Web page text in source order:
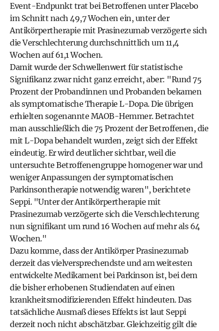
Event-Endpunkt trat bei Betroffenen unter Placebo
im Schnitt nach 49,7 Wochen ein, unter der
Antikörpertherapie mit Prasinezumab verzögerte sich
die Verschlechterung durchschnittlich um 11,4
Wochen auf 61,1 Wochen.
Damit wurde der Schwellenwert für statistische
Signifikanz zwar nicht ganz erreicht, aber: "Rund 75
Prozent der Probandinnen und Probanden bekamen
als symptomatische Therapie L-Dopa. Die übrigen
erhielten sogenannte MAOB-Hemmer. Betrachtet
man ausschließlich die 75 Prozent der Betroffenen, die
mit L-Dopa behandelt wurden, zeigt sich der Effekt
eindeutig. Er wird deutlicher sichtbar, weil die
untersuchte Betroffenengruppe homogener war und
weniger Anpassungen der symptomatischen
Parkinsontherapie notwendig waren", berichtete
Seppi. "Unter der Antikörpertherapie mit
Prasinezumab verzögerte sich die Verschlechterung
nun signifikant um rund 16 Wochen auf mehr als 64
Wochen."
Dazu komme, dass der Antikörper Prasinezumab
derzeit das vielversprechendste und am weitesten
entwickelte Medikament bei Parkinson ist, bei dem
die bisher erhobenen Studiendaten auf einen
krankheitsmodifizierenden Effekt hindeuten. Das
tatsächliche Ausmaß dieses Effekts ist laut Seppi
derzeit noch nicht abschätzbar. Gleichzeitig gilt die